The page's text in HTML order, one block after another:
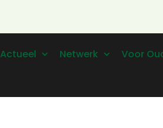
Actueel Netwerk Voor